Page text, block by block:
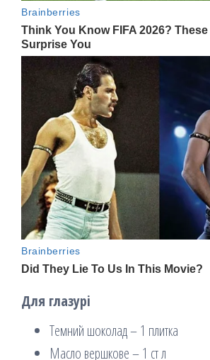
Для глазурі
Темний шоколад – 1 плитка
Масло вершкове – 1 ст л